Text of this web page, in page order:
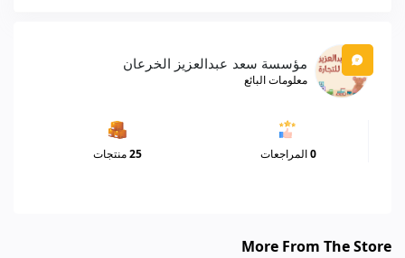
مؤسسة سعد عبدالعزيز الخرعان
معلومات البائع
0المراجعات 25منتجات
More From The Store